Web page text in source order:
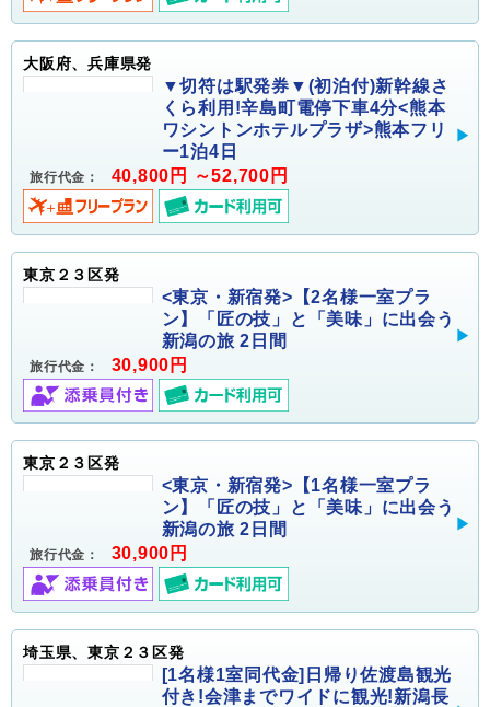
大阪府、兵庫県発
▼切符は駅発券▼(初泊付)新幹線さ
くら利用!辛島町電停下車4分<熊本
ワシントンホテルプラザ>熊本フリ
ー1泊4日
旅行代金： 40,800円 ～52,700円
東京２３区発
<東京・新宿発>【2名様一室プラ
ン】「匠の技」と「美味」に出会う
新潟の旅 2日間
旅行代金： 30,900円
東京２３区発
<東京・新宿発>【1名様一室プラ
ン】「匠の技」と「美味」に出会う
新潟の旅 2日間
旅行代金： 30,900円
埼玉県、東京２３区発
[1名様1室同代金]日帰り佐渡島観光
付き!会津までワイドに観光!新潟長